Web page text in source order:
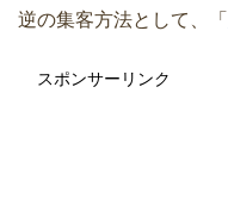
逆の集客方法として、「
スポンサーリンク